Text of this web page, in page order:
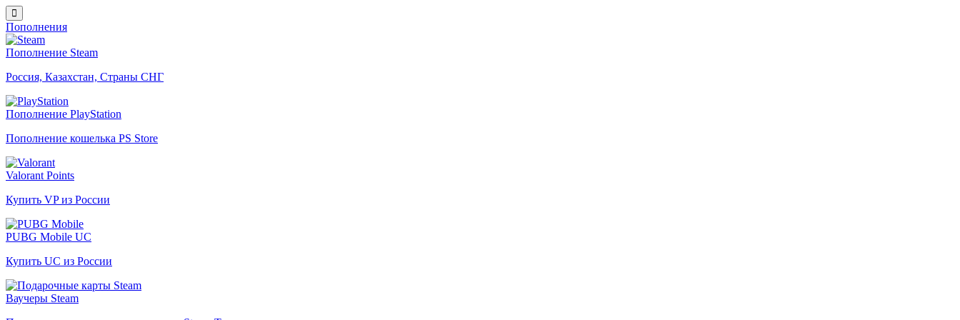
Пополнения
Пополнение Steam
Россия, Казахстан, Страны СНГ
Пополнение PlayStation
Пополнение кошелька PS Store
Valorant Points
Купить VP из России
PUBG Mobile UC
Купить UC из России
Ваучеры Steam